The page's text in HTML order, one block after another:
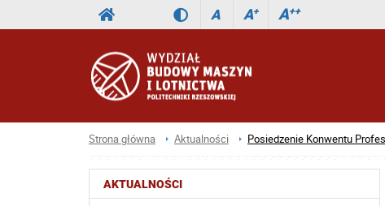
A A+ A++
Strona główna Aktualności Posiedzenie Konwentu
AKTUALNOŚCI